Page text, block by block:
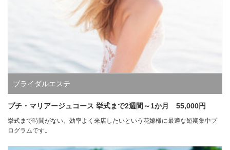
ブライダルエステ
プチ・マリアージュコース 挙式まで2週間～1か月 55,000円
挙式まで時間がない、効率よく来店したいという花嫁様に最適な短期集中プ
ログラムです。